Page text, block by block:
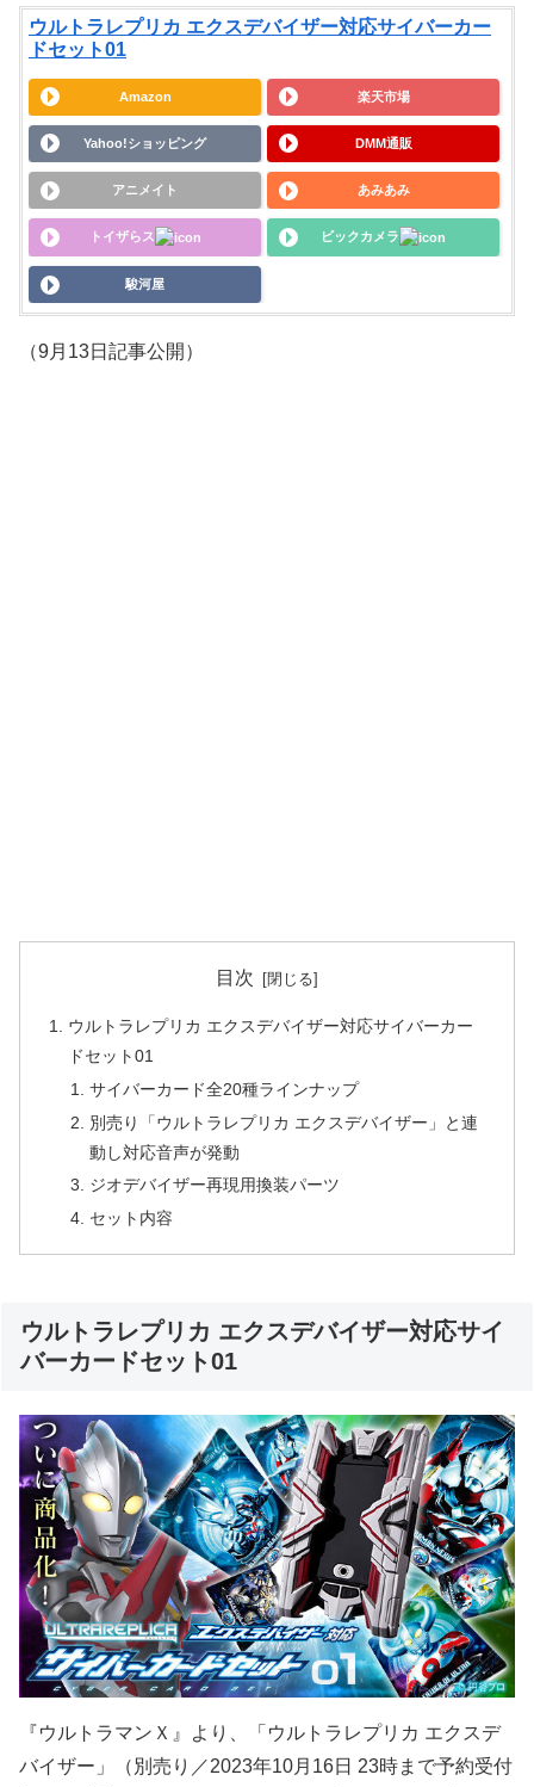
ウルトラレプリカ エクスデバイザー対応サイバーカー
ドセット01
Amazon 楽天市場
Yahoo!ショッピング DMM通販
アニメイト あみあみ
トイザらス ビックカメラ
駿河屋
（9月13日記事公開）
目次
ウルトラレプリカ エクスデバイザー対応サイバーカー
ドセット01
サイバーカード全20種ラインナップ
別売り「ウルトラレプリカ エクスデバイザー」と連
動し対応音声が発動
ジオデバイザー再現用換装パーツ
セット内容
ウルトラレプリカ エクスデバイザー対応サイ
バーカードセット01
『ウルトラマンＸ』より、「ウルトラレプリカ エクスデ
バイザー」（別売り／2023年10月16日 23時まで予約受付